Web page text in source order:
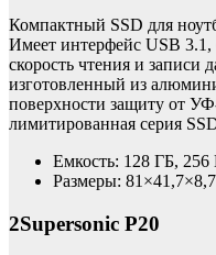
Компактный SSD для
Имеет интерфейс USB 3.1,
скорость чтения и
изготовленный из
поверхности защиту от
лимитированная серия
Емкость: 128 ГБ,
Размеры:
2Supersonic P20